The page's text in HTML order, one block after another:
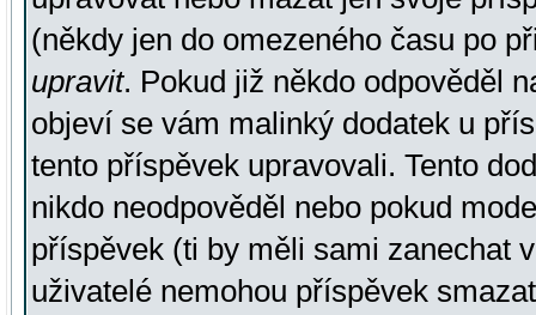
(někdy jen do omezeného času po
upravit. Pokud již někdo odpověděl
objeví se vám malinký dodatek u
tento příspěvek upravovali. Tento
nikdo neodpověděl nebo pokud
příspěvek (ti by měli sami zanechat
uživatelé nemohou příspěvek